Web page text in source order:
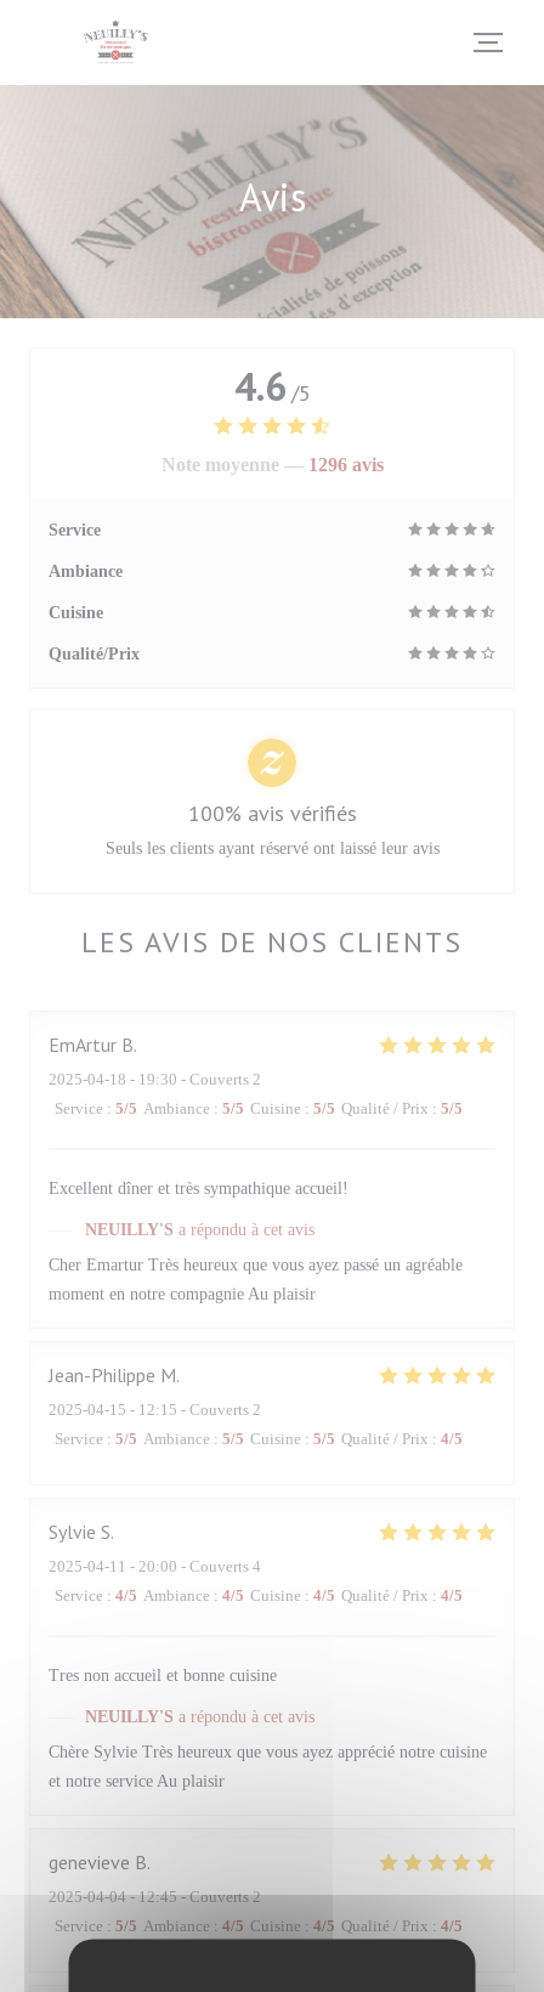
Avis
LES AVIS DE NOS CLIENTS
EmArtur B
2025-04-18 - 19:30 - Couverts 2
Service : 5/5 Ambiance : 5/5 Cuisine : 5/5 Qualité / Prix : 5/5
Excellent dîner et très sympathique accueil!
NEUILLY'S a répondu à cet avis
Cher Emartur Très heureux que vous ayez passé un agréable
moment en notre compagnie Au plaisir
Jean-Philippe M
2025-04-15 - 12:15 - Couverts 2
Service : 5/5 Ambiance : 5/5 Cuisine : 5/5 Qualité / Prix : 4/5
Sylvie S
2025-04-11 - 20:00 - Couverts 4
Service : 4/5 Ambiance : 4/5 Cuisine : 4/5 Qualité / Prix : 4/5
Tres non accueil et bonne cuisine
NEUILLY'S a répondu à cet avis
Chère Sylvie Très heureux que vous ayez apprécié notre cuisine
et notre service Au plaisir
genevieve B
2025-04-04- 12:45 - Couverts 2
Service : 5/5 Ambiance : 4/5 Cuisine : 4/5 Qualité / Prix : 4/5
4.6 /5
Note moyenne — 1296 avis
Service
Ambiance
Cuisine
Qualité/Prix
100% avis vérifiés
Seuls les clients ayant réservé ont laissé leur avis